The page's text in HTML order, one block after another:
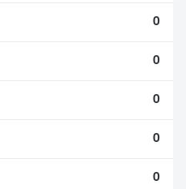
0
0
0
0
0